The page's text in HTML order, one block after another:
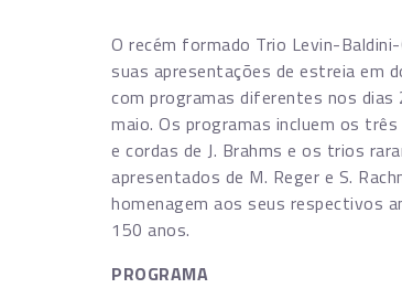
O recém formado Trio Levin-
suas apresentações de estreia em
com programas diferentes nos dias
maio. Os programas incluem os
e cordas de J. Brahms e os trios
apresentados de M. Reger e S.
homenagem aos seus respectivos
150 anos.
PROGRAMA